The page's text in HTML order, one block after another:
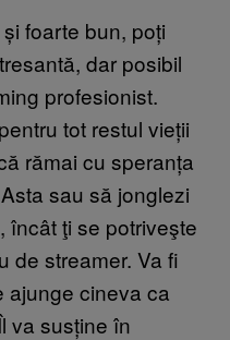
foarte bun, poți
dar posibil
profesionist.
tot restul vieții
rămai cu speranța
sau să jonglezi
încât ţi se potriveşte
de streamer. Va fi
ajunge cineva ca
va susține în